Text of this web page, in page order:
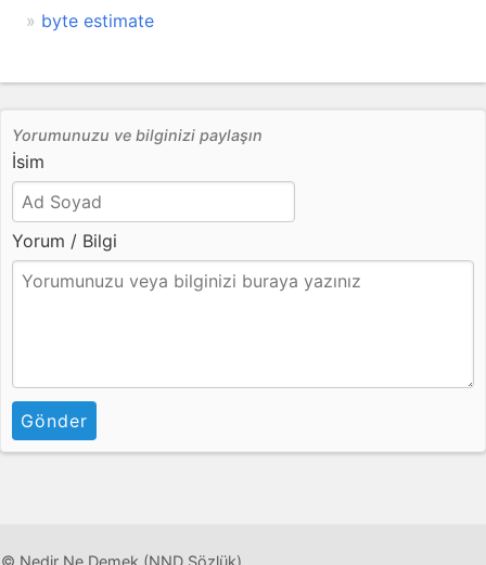
byte estimate
Yorumunuzu ve bilginizi paylaşın
İsim
Yorum / Bilgi
Gönder
© Nedir Ne Demek (NND Sözlük)